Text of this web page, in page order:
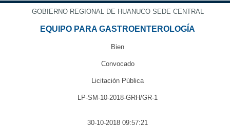
GOBIERNO REGIONAL DE HUANUCO SEDE CENTRAL
EQUIPO PARA GASTROENTEROLOGÍA
Bien
Convocado
Licitación Pública
LP-SM-10-2018-GRH/GR-1
30-10-2018 09:57:21